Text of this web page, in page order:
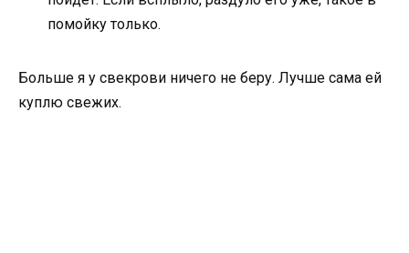
помойку только.
Больше я у свекрови ничего не беру. Лучше сама ей
куплю свежих.